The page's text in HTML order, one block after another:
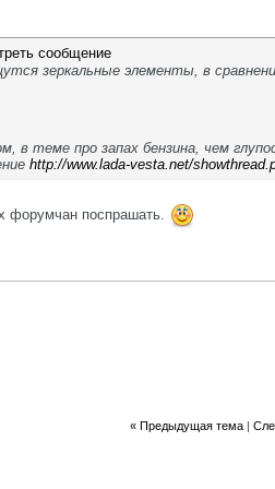
зеркальные элементы, в
в теме про запах бензина, чем
http://www.lada-vesta.net/
форумчан поспрашать.
« Предыдущая тема|